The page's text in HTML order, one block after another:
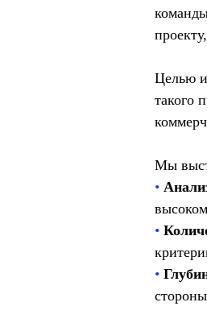
Целью
такого
Мы
•
•
•